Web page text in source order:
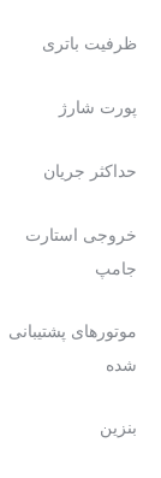
ظرفیت باتری
پورت شارژ
حداکثر جریان
خروجی استارت
جامپ
موتورهای پشتیبانی
شده
بنزین